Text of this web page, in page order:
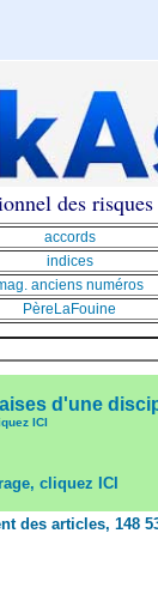
des risques
accords
indices
anciens numéros
PèreLaFouine
d'une
ICI
cliquez ICI
des articles, 148